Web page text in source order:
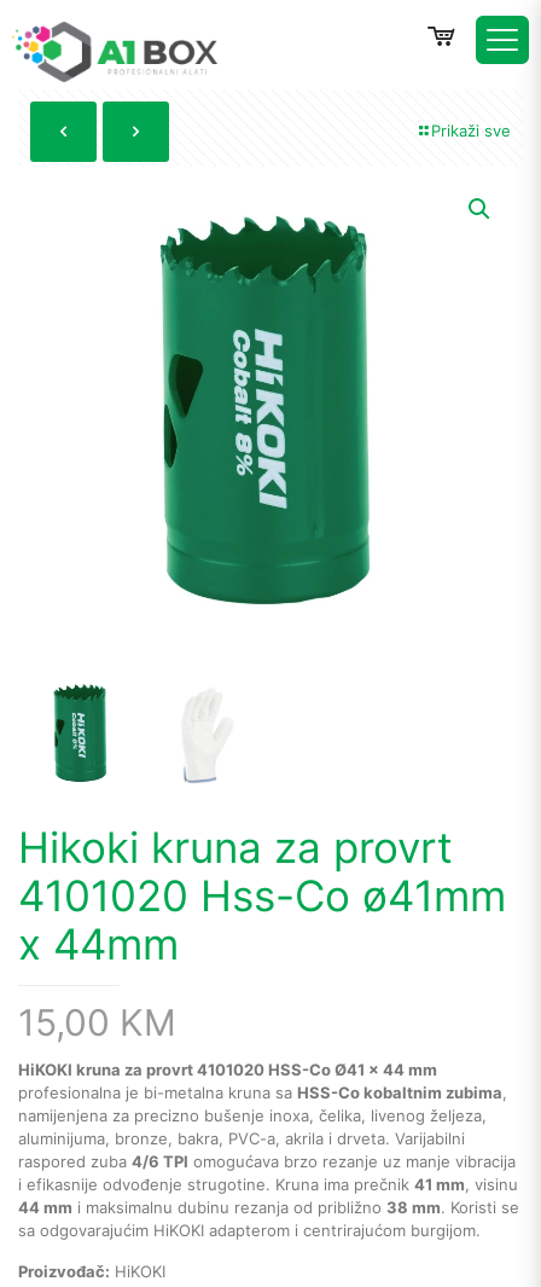
Prikaži sve
Hikoki kruna za provrt
4101020 Hss-Co ø41mm
x 44mm
15,00 KM
HiKOKI kruna za provrt 4101020 HSS-Co Ø41 × 44 mm
profesionalna je bi-metalna kruna sa HSS-Co kobaltnim zubima
namijenjena za precizno bušenje inoxa, čelika, livenog željeza,
aluminijuma, bronze, bakra, PVC-a, akrila i drveta. Varijabilni
raspored zuba 4/6 TPI omogućava brzo rezanje uz manje vibracija
i efikasnije odvođenje strugotine. Kruna ima prečnik 41 mm , visinu
44 mm i maksimalnu dubinu rezanja od približno 38 mm. Koristi se
sa odgovarajućim HiKOKI adapterom i centrirajućom burgijom.
Proizvođač: HiKOKI